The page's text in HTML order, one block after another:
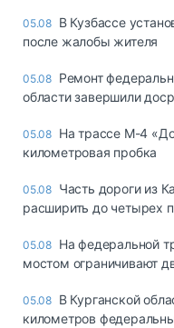
05.08 В Кузбассе
после жалобы жителя
05.08 Ремонт
области завершили
05.08 На трассе М-4
километровая пробка
05.08 Часть дороги из
расширить до четырех
05.08 На федеральной
мостом ограничивают
05.08 В Курганской
километров